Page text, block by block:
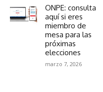
ONPE: consulta
aquí si eres
miembro de
mesa para las
próximas
elecciones
marzo 7, 2026